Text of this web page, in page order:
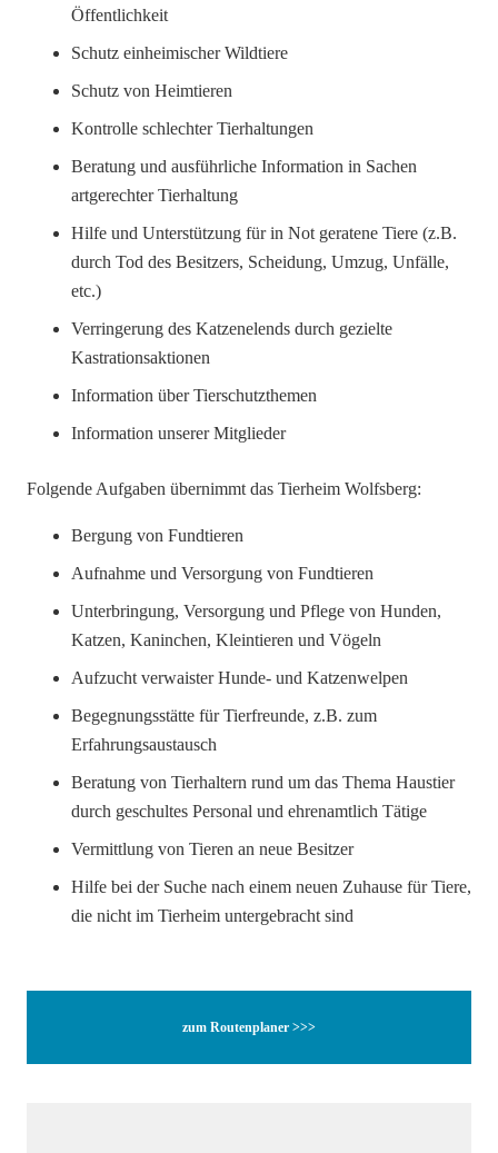
Öffentlichkeit
Schutz einheimischer Wildtiere
Schutz von Heimtieren
Kontrolle schlechter Tierhaltungen
Beratung und ausführliche Information in Sachen
artgerechter Tierhaltung
Hilfe und Unterstützung für in Not geratene Tiere (z.B.
durch Tod des Besitzers, Scheidung, Umzug, Unfälle,
etc.)
Verringerung des Katzenelends durch gezielte
Kastrationsaktionen
Information über Tierschutzthemen
Information unserer Mitglieder
Folgende Aufgaben übernimmt das Tierheim Wolfsberg:
Bergung von Fundtieren
Aufnahme und Versorgung von Fundtieren
Unterbringung, Versorgung und Pflege von Hunden,
Katzen, Kaninchen, Kleintieren und Vögeln
Aufzucht verwaister Hunde- und Katzenwelpen
Begegnungsstätte für Tierfreunde, z.B. zum
Erfahrungsaustausch
Beratung von Tierhaltern rund um das Thema Haustier
durch geschultes Personal und ehrenamtlich Tätige
Vermittlung von Tieren an neue Besitzer
Hilfe bei der Suche nach einem neuen Zuhause für Tiere,
die nicht im Tierheim untergebracht sind
zum Routenplaner >>>